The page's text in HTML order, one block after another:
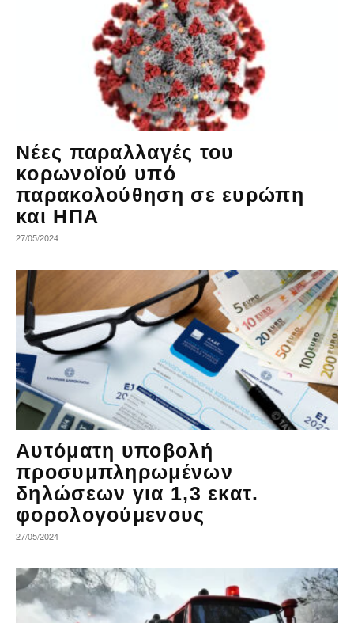
Νέες παραλλαγές του
κορωνοϊού υπό
παρακολούθηση σε ευρώπη
και ΗΠΑ
27/05/2024
Αυτόματη υποβολή
προσυμπληρωμένων
δηλώσεων για 1,3 εκατ.
φορολογούμενους
27/05/2024